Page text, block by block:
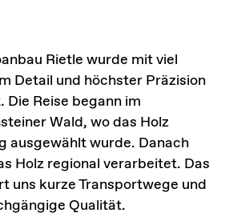
Rietle wurde mit viel
Detail und höchster Präzision
Die Reise begann im
Wald, wo das Holz
ausgewählt wurde. Danach
Holz regional verarbeitet. Das
uns kurze Transportwege und
Qualität.